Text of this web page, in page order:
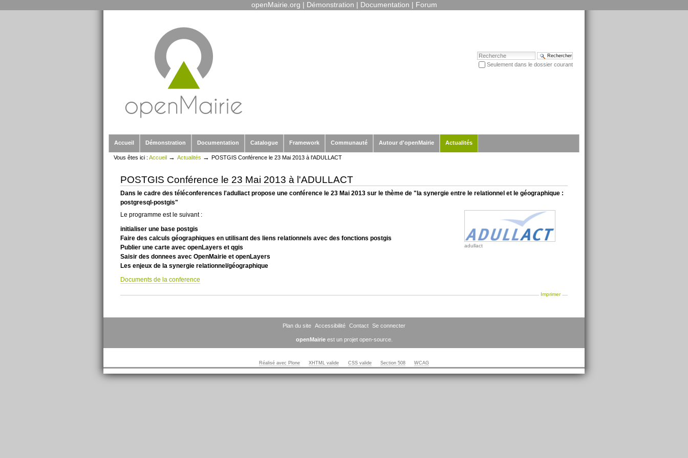
openMairie.org | Démonstration | Documentation | Forum
Chercher par
Seulement dans le dossier courant
Accueil
Démonstration Documentation Catalogue Framework Communauté Autour d'openMairie Actualités
Vous êtes ici : Accueil → Actualités → POSTGIS Conférence le 23 Mai 2013 à l'ADULLACT
POSTGIS Conférence le 23 Mai 2013 à l'ADULLACT
Dans le cadre des téléconferences l'adullact propose une conférence le 23 Mai 2013 sur le thème de "la synergie entre le relationnel et le géographique :
postgresql-postgis"
adullact
Le programme est le suivant :
initialiser une base postgis
Faire des calculs géographiques en utilisant des liens relationnels avec des fonctions postgis
Publier une carte avec openLayers et qgis
Saisir des donnees avec OpenMairie et openLayers
Les enjeux de la synergie relationnel/géographique
Documents de la conference
document
Imprimer
Plan du site Accessibilité Contact Se connecter
openMairieest un projet open-source.
Réalisé avec Plone XHTML valide CSS valide Section 508 WCAG